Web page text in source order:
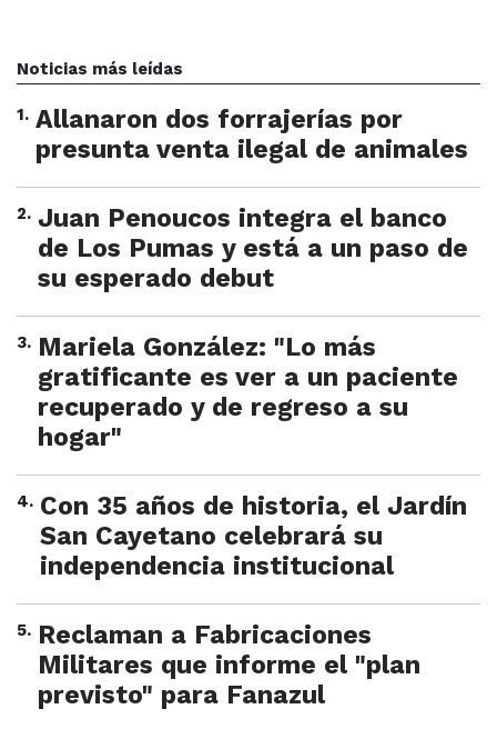
Noticias más leídas
1. Allanaron dos forrajerías por
presunta venta ilegal de animales
2. Juan Penoucos integra el banco
de Los Pumas y está a un paso de
su esperado debut
3. Mariela González: "Lo más
gratificante es ver a un paciente
recuperado y de regreso a su
hogar"
4. Con 35 años de historia, el Jardín
San Cayetano celebrará su
independencia institucional
5. Reclaman a Fabricaciones
Militares que informe el "plan
previsto" para Fanazul